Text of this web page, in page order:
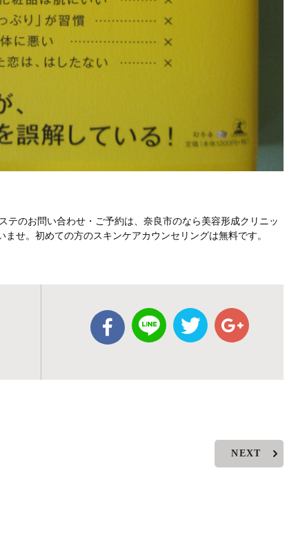
テのお問い合わせ・ご予約は、奈良市のなら美容形成クリニッ
せ。初めての方のスキンケアカウンセリングは無料です。
NEXT